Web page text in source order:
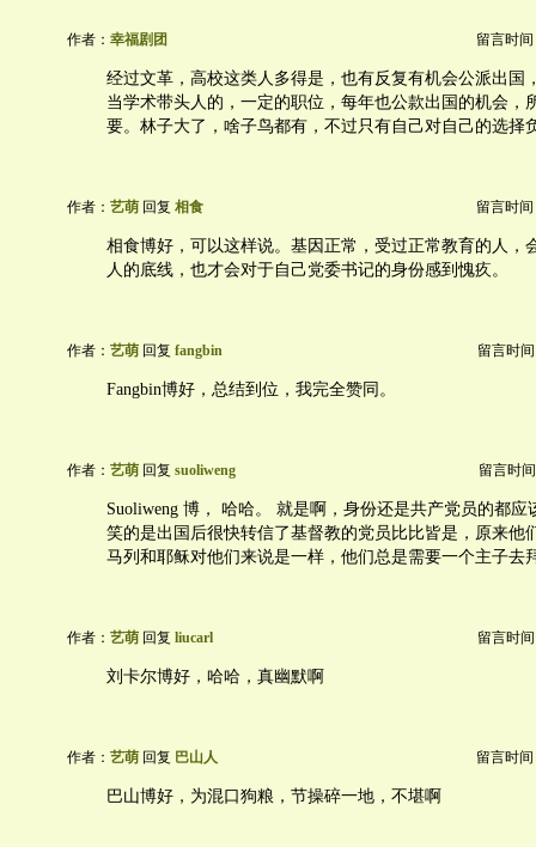
作者： 幸福剧团 留言时间
经过文革，高校这类人多得是，也有反复有机会公派出国
当学术带头人的，一定的职位，每年也公款出国的机会，
要。林子大了，啥子鸟都有，不过只有自己对自己的选择
作者： 艺萌 回复 相食 留言时间
相食博好，可以这样说。基因正常，受过正常教育的人，
人的底线，也才会对于自己党委书记的身份感到愧疚。
作者： 艺萌 回复 fangbin 留言时间
Fangbin博好，总结到位，我完全赞同。
作者： 艺萌 回复 suoliweng 留言时
Suoliweng 博， 哈哈。 就是啊，身份还是共产党员的都应
笑的是出国后很快转信了基督教的党员比比皆是，原来他
马列和耶稣对他们来说是一样，他们总是需要一个主子去
作者： 艺萌 回复 liucarl 留言时间
刘卡尔博好，哈哈，真幽默啊
作者： 艺萌 回复 巴山人 留言时间
巴山博好，为混口狗粮，节操碎一地，不堪啊